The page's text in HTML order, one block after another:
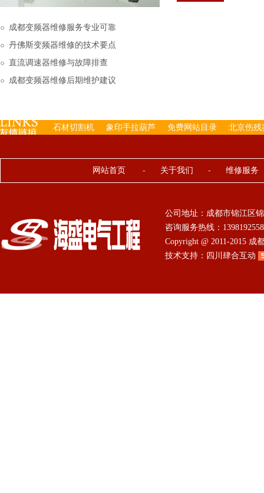
下来的，机内已经存有
成都变频器维修服务专业可靠
丹佛斯变频器维修的技术要点
直流调速器维修与故障排查
成都变频器维修后期维护建议
石材切割机 象印手拉葫芦 免费网站目录 北京伤残
网站首页 - 关于我们 - 维修服务
公司地址：成都市锦江区
咨询服务热线：
Copyright @ 2011-2015
技术支持： 四川肆合互动